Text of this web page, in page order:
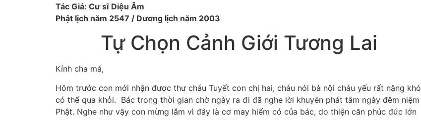
Tác Giả: Cư sĩ Diệu Âm
Phật lịch năm 2547 / Dương lịch năm 2003
Tự Chọn Cảnh Giới Tương Lai
Kính cha má,
Hôm trước con mới nhận được thư cháu Tuyết con chị hai, cháu nói bà nội cháu yếu rất nặng khó
có thể qua khỏi. Bác trong thời gian chờ ngày ra đi đã nghe lời khuyên phát tâm ngày đêm niệm
Phật. Nghe như vậy con mừng lắm vì đây là cơ may hiếm có của bác, do thiện căn phúc đức lớn